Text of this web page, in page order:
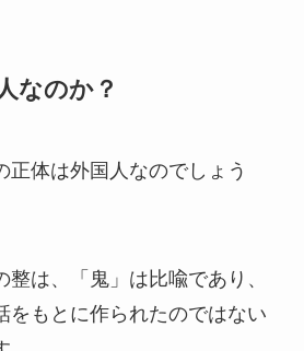
なのか？
正体は外国人なのでしょう
は、「鬼」は比喩であり、
をもとに作られたのではない